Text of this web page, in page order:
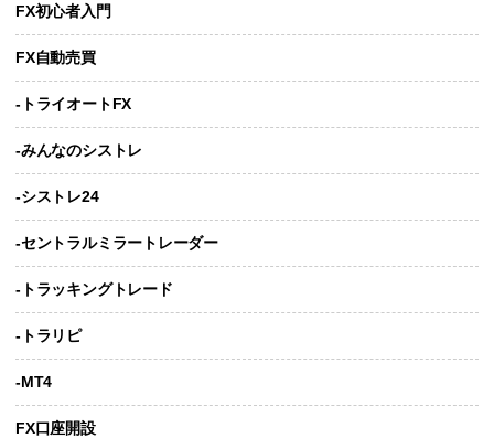
FX初心者入門
FX自動売買
-トライオートFX
-みんなのシストレ
-シストレ24
-セントラルミラートレーダー
-トラッキングトレード
-トラリピ
-MT4
FX口座開設